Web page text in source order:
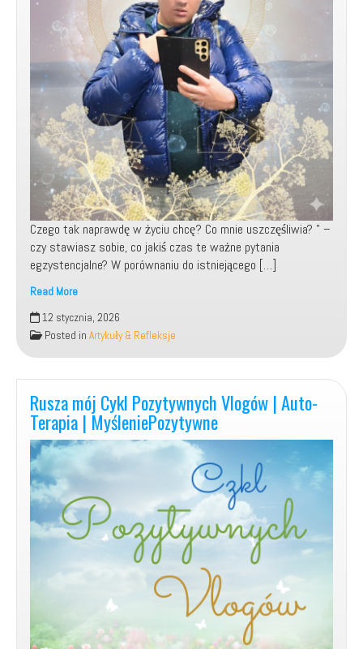
Czego tak naprawdę w życiu chcę? Co mnie uszczęśliwia? ” –
czy stawiasz sobie, co jakiś czas te ważne pytania
egzystencjalne? W porównaniu do istniejącego […]
Read More
Kim
jestem?
Skąd
przyszedłem?
Dokąd
zmierzam?
12 stycznia, 2026
Posted in Artykuły & Refleksje
Rusza mój Cykl Pozytywnych Vlogów | Auto-
Terapia | MyśleniePozytywne